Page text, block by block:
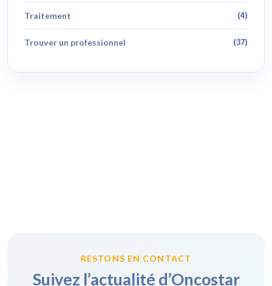
Traitement (4)
Trouver un professionnel (37)
RESTONS EN CONTACT
Suivez l’actualité d’Oncostar